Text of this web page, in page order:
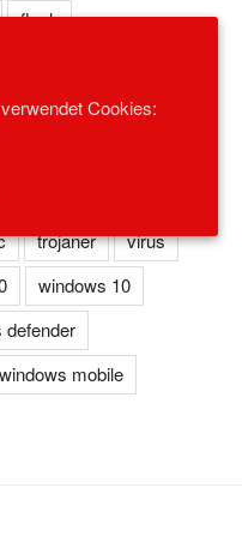
flash
microsoft ie
trojaner
virus
windows 10
defender
windows mobile
Cookies: